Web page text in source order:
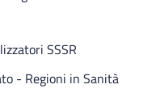
SSSR
- Regioni in Sanità